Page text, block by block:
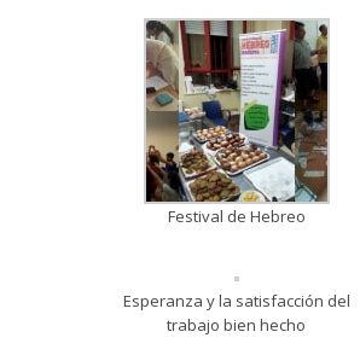
Festival de Hebreo
Esperanza y la satisfacción del
trabajo bien hecho